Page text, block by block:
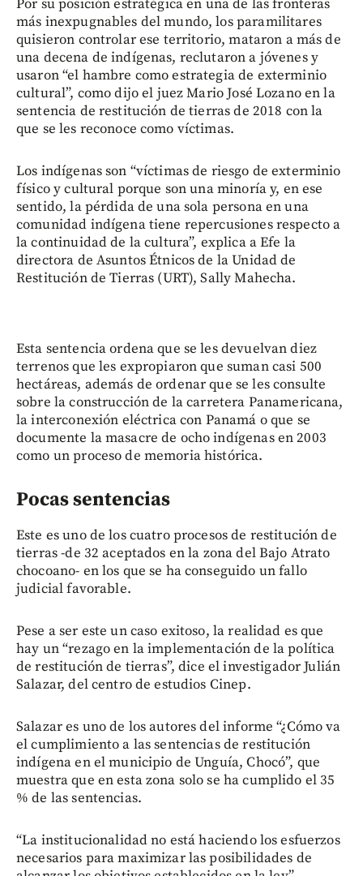
Por su posición estratégica en una de las fronteras
más inexpugnables del mundo, los paramilitares
quisieron controlar ese territorio, mataron a más de
una decena de indígenas, reclutaron a jóvenes y
usaron “el hambre como estrategia de exterminio
cultural”, como dijo el juez Mario José Lozano en la
sentencia de restitución de tierras de 2018 con la
que se les reconoce como víctimas.
Los indígenas son “víctimas de riesgo de exterminio
físico y cultural porque son una minoría y, en ese
sentido, la pérdida de una sola persona en una
comunidad indígena tiene repercusiones respecto a
la continuidad de la cultura”, explica a Efe la
directora de Asuntos Étnicos de la Unidad de
Restitución de Tierras (URT), Sally Mahecha.
Esta sentencia ordena que se les devuelvan diez
terrenos que les expropiaron que suman casi 500
hectáreas, además de ordenar que se les consulte
sobre la construcción de la carretera Panamericana,
la interconexión eléctrica con Panamá o que se
documente la masacre de ocho indígenas en 2003
como un proceso de memoria histórica.
Pocas sentencias
Este es uno de los cuatro procesos de restitución de
tierras -de 32 aceptados en la zona del Bajo Atrato
chocoano- en los que se ha conseguido un fallo
judicial favorable.
Pese a ser este un caso exitoso, la realidad es que
hay un “rezago en la implementación de la política
de restitución de tierras”, dice el investigador Julián
Salazar, del centro de estudios Cinep.
Salazar es uno de los autores del informe “¿Cómo va
el cumplimiento a las sentencias de restitución
indígena en el municipio de Unguía, Chocó”, que
muestra que en esta zona solo se ha cumplido el 35
% de las sentencias.
“La institucionalidad no está haciendo los esfuerzos
necesarios para maximizar las posibilidades de